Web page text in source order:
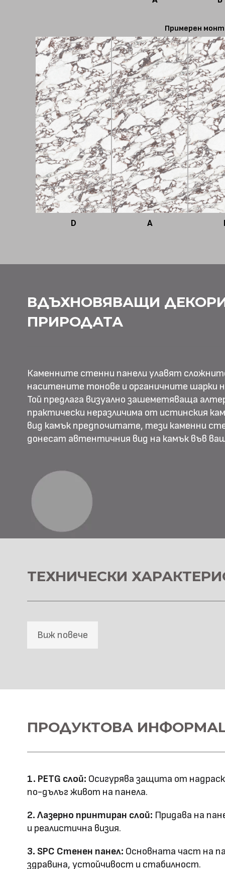
Примерен
D A
ВДЪХНОВЯВАЩИ
ПРИРОДАТА
Каменните стенни панели улавят
наситените тонове и органичните шарки
Той предлага визуално зашеметяваща
практически неразличима от истинския
вид камък предпочитате, тези каменни
донесат автентичния вид на камък във
ТЕХНИЧЕСКИ
Виж повече
напречно сечение
SPC+PETG
Дебелина: 5
технология
Лазерно принтиране
Оценка за
ефективност
E0
ПРОДУКТОВА
1. PETG слой: Осигурява защита от
по-дълъг живот на панела.
2. Лазерно принтиран слой: Придава на
и реалистична визия.
3. SPC Стенен панел: Основната част на
здравина, устойчивост и стабилност.